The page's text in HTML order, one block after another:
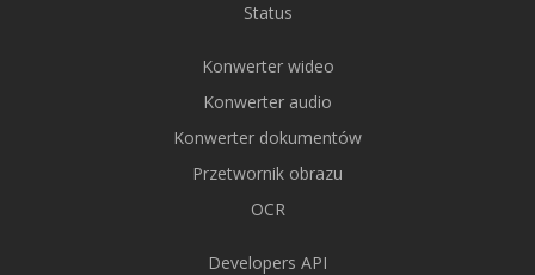
Status
Konwerter wideo
Konwerter audio
Konwerter dokumentów
Przetwornik obrazu
OCR
Developers API